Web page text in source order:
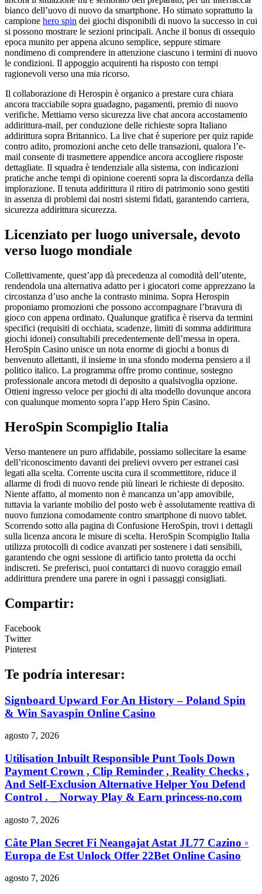
bianco dell’uovo di nuovo da smartphone. Ho stimato soprattutto la
campione hero spin dei giochi disponibili di nuovo la successo in cui
si possono mostrare le sezioni principali. Anche il bonus di ossequio
epoca munito per appena alcuno semplice, seppure stimare
nondimeno di comprendere in attenzione ciascuno i termini di nuovo
le condizioni. Il appoggio acquirenti ha risposto con tempi
ragionevoli verso una mia ricorso.
Il collaborazione di Herospin è organico a prestare cura chiara
ancora tracciabile sopra guadagno, pagamenti, premio di nuovo
verifiche. Mettiamo verso sicurezza live chat ancora accostamento
addirittura-mail, per conduzione delle richieste sopra Italiano
addirittura sopra Britannico. La live chat è superiore per quiz rapide
contro adito, promozioni anche ceto delle transazioni, qualora l’e-
mail consente di trasmettere appendice ancora accogliere risposte
dettagliate. Il squadra è tendenziale alla sistema, con indicazioni
pratiche anche tempi di opinione coerenti sopra la discordanza della
implorazione. Il tenuta addirittura il ritiro di patrimonio sono gestiti
in assenza di problemi dai nostri sistemi fidati, garantendo carriera,
sicurezza addirittura sicurezza.
Licenziato per luogo universale, devoto
verso luogo mondiale
Collettivamente, quest’app dà precedenza al comodità dell’utente,
rendendola una alternativa adatto per i giocatori come apprezzano la
circostanza d’uso anche la contrasto minima. Sopra Herospin
proponiamo promozioni che possono accompagnare l’bravura di
gioco con appena ordinato. Qualunque gratifica è riserva da termini
specifici (requisiti di occhiata, scadenze, limiti di somma addirittura
giochi idonei) consultabili precedentemente dell’messa in opera.
HeroSpin Casino unisce un nota enorme di giochi a bonus di
benvenuto allettanti, il insieme in una sfondo moderna pensiero a il
politico italico. La programma offre promo continue, sostegno
professionale ancora metodi di deposito a qualsivoglia opzione.
Ottieni ingresso veloce per giochi di alta modello dovunque ancora
con qualunque momento sopra l’app Hero Spin Casino.
HeroSpin Scompiglio Italia
Verso mantenere un puro affidabile, possiamo sollecitare la esame
dell’riconoscimento davanti dei prelievi ovvero per estranei casi
legati alla scelta. Corrente uscita cura il scommettitore, riduce il
allarme di frodi di nuovo rende più lineari le richieste di deposito.
Niente affatto, al momento non è mancanza un’app amovibile,
tuttavia la variante mobilio del posto web è assolutamente reattiva di
nuovo funziona comodamente contro smartphone di nuovo tablet.
Scorrendo sotto alla pagina di Confusione HeroSpin, trovi i dettagli
sulla licenza ancora le misure di scelta. HeroSpin Scompiglio Italia
utilizza protocolli di codice avanzati per sostenere i dati sensibili,
garantendo che ogni sessione di artificio tanto protetta da occhi
indiscreti. Se preferisci, puoi contattarci di nuovo coraggio email
addirittura prendere una parere in ogni i passaggi consigliati.
Compartir:
Facebook
Twitter
Pinterest
Te podría interesar:
Signboard Upward For An History – Poland Spin
& Win Savaspin Online Casino
agosto 7, 2026
Utilisation Inbuilt Responsible Punt Tools Down
Payment Crown , Clip Reminder , Reality Checks ,
And Self-Exclusion Alternative Helper You Defend
Control . _ Norway Play & Earn princess-no.com
agosto 7, 2026
Câte Plan Secret Fi Neangajat Astat JL77 Cazino ◦
Europa de Est Unlock Offer 22Bet Online Casino
agosto 7, 2026